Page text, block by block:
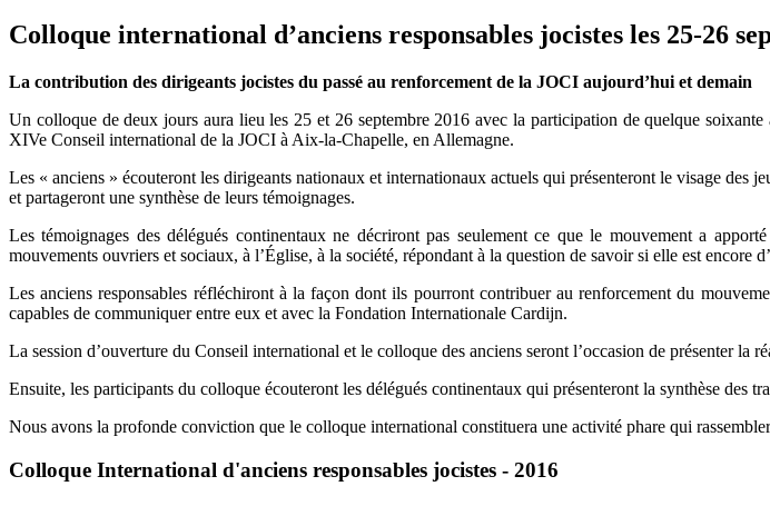
Colloque international d’anciens responsables jocistes les 25-26
La contribution des dirigeants jocistes du passé au renforcement de la JOCI aujourd’hui et demain
Un colloque de deux jours aura lieu les 25 et 26 septembre 2016 avec la participation de quelque
XIVe Conseil international de la JOCI à Aix-la-Chapelle, en Allemagne.
Les « anciens » écouteront les dirigeants nationaux et internationaux actuels qui présenteront le visage des
et partageront une synthèse de leurs témoignages.
Les témoignages des délégués continentaux ne décriront pas seulement ce que le mouvement a
mouvements ouvriers et sociaux, à l’Église, à la société, répondant à la question de savoir si elle est encore
Les anciens responsables réfléchiront à la façon dont ils pourront contribuer au renforcement du
capables de communiquer entre eux et avec la Fondation Internationale Cardijn.
La session d’ouverture du Conseil international et le colloque des anciens seront l’occasion de présenter la
Ensuite, les participants du colloque écouteront les délégués continentaux qui présenteront la synthèse des
Nous avons la profonde conviction que le colloque international constituera une activité phare qui
Colloque International d'anciens responsables jocistes - 2016